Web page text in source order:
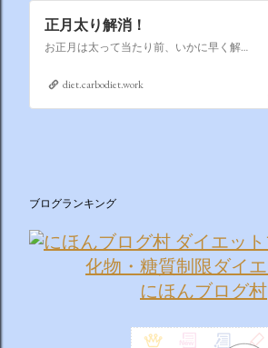
正月太り解消！
お正月は太って当たり前、いかに早く解消するかそれが課題なのです
diet.carbodiet.work
ブログランキング
にほんブログ村